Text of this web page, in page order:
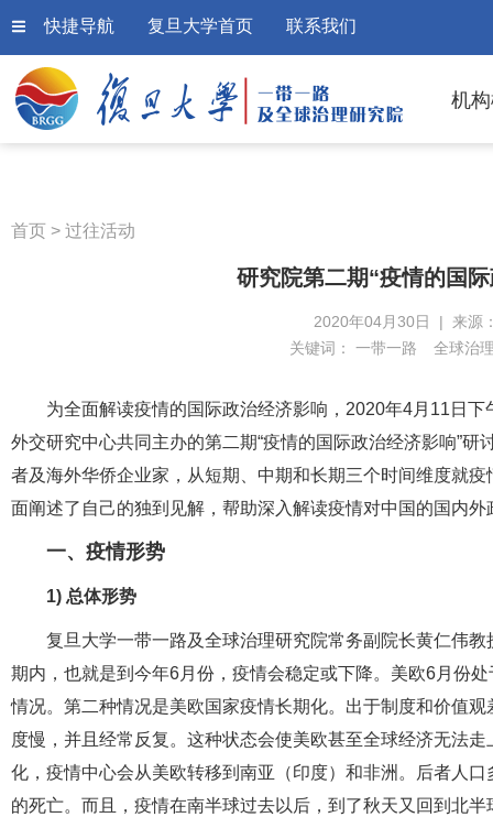
快捷导航 复旦大学首页 联系我们
机
首页 > 过往活动
研究院第二期“疫情的国
2020年04月30日 | 来源
关键词： 一带一路 全球治
为全面解读疫情的国际政治经济影响，2020年4月11日下
外交研究中心共同主办的第二期“疫情的国际政治经济影响”
者及海外华侨企业家，从短期、中期和长期三个时间维度就
面阐述了自己的独到见解，帮助深入解读疫情对中国的国内外
一、疫情形势
1) 总体形势
复旦大学一带一路及全球治理研究院常务副院长黄仁伟
期内，也就是到今年6月份，疫情会稳定或下降。美欧6月份
情况。第二种情况是美欧国家疫情长期化。出于制度和价值
度慢，并且经常反复。这种状态会使美欧甚至全球经济无法
化，疫情中心会从美欧转移到南亚（印度）和非洲。后者人
的死亡。而且，疫情在南半球过去以后，到了秋天又回到北